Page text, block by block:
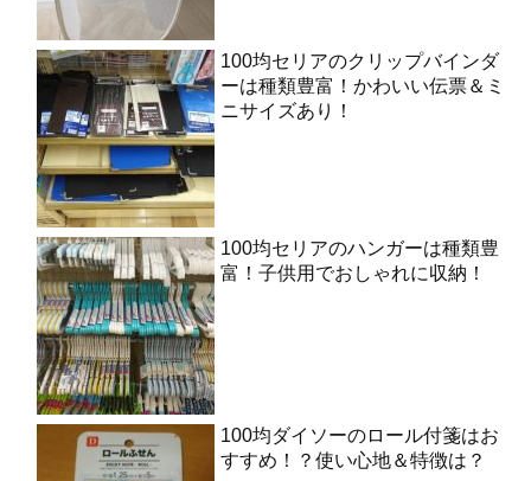
100均セリアのクリップバインダ
ーは種類豊富！かわいい伝票＆ミ
ニサイズあり！
100均セリアのハンガーは種類豊
富！子供用でおしゃれに収納！
100均ダイソーのロール付箋はお
すすめ！？使い心地＆特徴は？